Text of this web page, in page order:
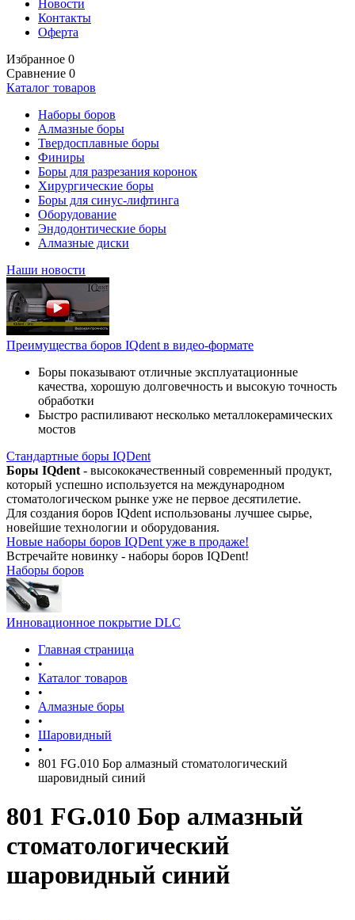
Новости
Контакты
Оферта
Избранное 0
Сравнение 0
Каталог товаров
Наборы боров
Алмазные боры
Твердосплавные боры
Финиры
Боры для разрезания коронок
Хирургические боры
Боры для синус-лифтинга
Оборудование
Эндодонтические боры
Алмазные диски
Наши новости
Преимущества боров IQdent в видео-формате
Боры показывают отличные эксплуатационные
качества, хорошую долговечность и высокую точность
обработки
Быстро распиливают несколько металлокерамических
мостов
Стандартные боры IQDent
Боры IQdent - высококачественный современный продукт,
который успешно используется на международном
стоматологическом рынке уже не первое десятилетие.
Для создания боров IQdent использованы лучшее сырье,
новейшие технологии и оборудования.
Новые наборы боров IQDent уже в продаже!
Встречайте новинку - наборы боров IQDent!
Наборы боров
Инновационное покрытие DLC
Главная страница
•
Каталог товаров
•
Алмазные боры
•
Шаровидный
•
801 FG.010 Бор алмазный стоматологический
шаровидный синий
801 FG.010 Бор алмазный
стоматологический
шаровидный синий